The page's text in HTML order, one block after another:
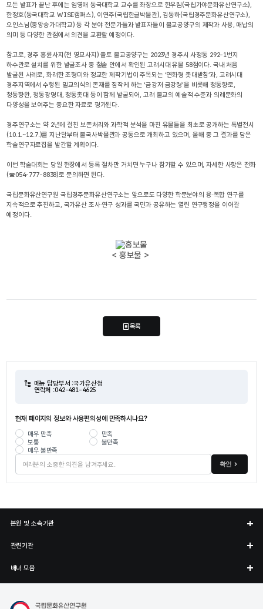
모든 발표가 끝난 후에는 임영애 동국대학교 교수를 좌장으로 한우림(국립가야문화유산연구소),
한정호(동국대학교 WISE캠퍼스), 이연주(국립한글박물관), 김동하(국립경주문화유산연구소),
오인스님(중앙승가대학교) 등 각 분야 전문가들과 발표자들이 불교공양구의 제작과 사용, 매납의
의미 등 다양한 관점에서 의견을 교환할 예정이다.
참고로, 경주 흥륜사지(전 영묘사지) 출토 불교공양구는 2023년 경주시 사정동 292-1번지
하수관로 설치를 위한 발굴조사 중 철솥 안에서 확인된 고려시대 유물 58점이다. 국내 처음
발굴된 사례로, 화려한 조형미와 정교한 제작기법이 주목되는 ‘연화형 촛대받침’과, 고려시대
경주지역에서 수행된 밀교의식의 존재를 짐작케 하는 ‘금강저·금강령’을 비롯해 청동향로,
청동향완, 청동광명대, 청동촛대 등이 함께 발굴되어, 고려 불교의 예술적 수준과 의례문화의
다양성을 보여주는 중요한 자료로 평가된다.
경주연구소는 약 2년에 걸친 보존처리와 과학적 분석을 마친 유물들을 최초로 공개하는 특별전시
(10.1.~12.7.)를 지난달부터 불국사박물관과 공동으로 개최하고 있으며, 올해 중 그 결과를 담은
학술연구자료집을 발간할 계획이다.
이번 학술대회는 당일 현장에서 등록 절차만 거치면 누구나 참가할 수 있으며, 자세한 사항은 전화
(☎054-777-8838)로 문의하면 된다.
국립문화유산연구원 국립경주문화유산연구소는 앞으로도 다양한 학문분야의 융·복합 연구를
지속적으로 추진하고, 국가유산 조사·연구 성과를 국민과 공유하는 열린 연구행정을 이어갈
예정이다.
< 홍보물 >
목록
메뉴 담당부서 :국가유산청
연락처 :042-481-4625
현재 페이지의 정보와 사용편의성에 만족하시나요?
매우 만족
만족
보통
불만족
매우 불만족
확인
본원 및 소속기관
관련기관
배너 모음
국립경주문화유산연구소